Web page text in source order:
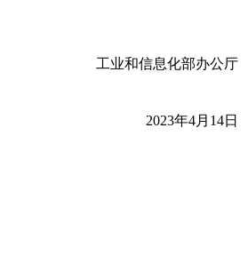
工业和信息化部办公厅
2023年4月14日